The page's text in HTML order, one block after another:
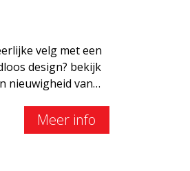
velg met een
design? bekijk
nieuwigheid van
Wheels-familie.
van deze
tot
Meer info